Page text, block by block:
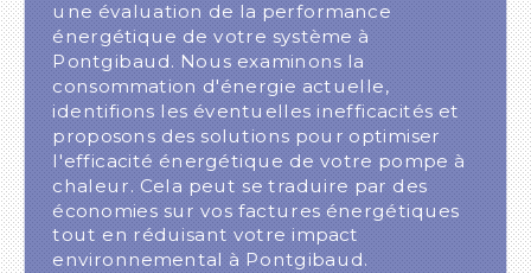
une évaluation de la performance
énergétique de votre système à
Pontgibaud. Nous examinons la
consommation d'énergie actuelle,
identifions les éventuelles inefficacités et
proposons des solutions pour optimiser
l'efficacité énergétique de votre pompe à
chaleur. Cela peut se traduire par des
économies sur vos factures énergétiques
tout en réduisant votre impact
environnemental à Pontgibaud.